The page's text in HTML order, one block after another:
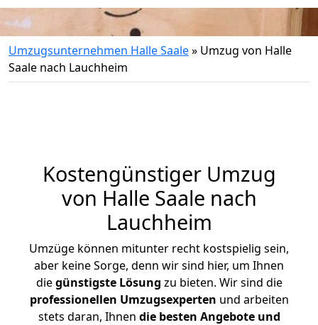
Umzugsunternehmen Halle Saale» Umzug von Halle
Saale nach Lauchheim
Kostengünstiger Umzug
von Halle Saale nach
Lauchheim
Umzüge können mitunter recht kostspielig sein,
aber keine Sorge, denn wir sind hier, um Ihnen
diegünstigste Lösung zu bieten. Wir sind die
professionellen Umzugsexperten und arbeiten
stets daran, Ihnen die besten Angebote und